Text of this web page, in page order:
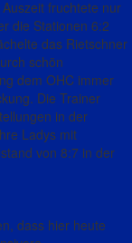
fruchtete nur
die Stationen 6:2
das Rietschner
schön
dem OHC immer
Die Trainer
in der
Ladys mit
von 8:7 in der
dass hier heute